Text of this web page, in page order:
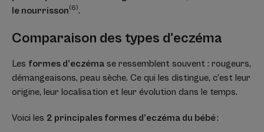
le nourrisson(6).
Comparaison des types d'eczéma
Les formes d’eczéma se ressemblent souvent : rougeurs,
démangeaisons, peau sèche. Ce qui les distingue, c’est leur
origine, leur localisation et leur évolution dans le temps.
Voici les 2 principales formes d’eczéma du bébé: